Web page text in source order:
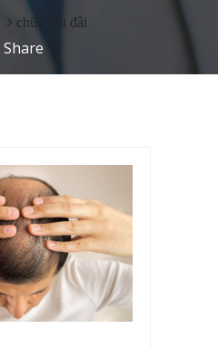
chữa hói đầi
Share